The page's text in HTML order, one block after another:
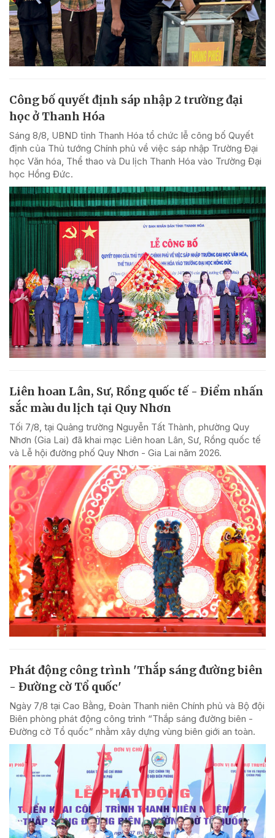
Công bố quyết định sáp nhập 2 trường đại
học ở Thanh Hóa
Sáng 8/8, UBND tỉnh Thanh Hóa tổ chức lễ công bố Quyết
định của Thủ tướng Chính phủ về việc sáp nhập Trường Đại
học Văn hóa, Thể thao và Du lịch Thanh Hóa vào Trường Đại
học Hồng Đức.
Liên hoan Lân, Sư, Rồng quốc tế - Điểm nhấn
sắc màu du lịch tại Quy Nhơn
Tối 7/8, tại Quảng trường Nguyễn Tất Thành, phường Quy
Nhơn (Gia Lai) đã khai mạc Liên hoan Lân, Sư, Rồng quốc tế
và Lễ hội đường phố Quy Nhơn - Gia Lai năm 2026.
Phát động công trình 'Thắp sáng đường biên
- Đường cờ Tổ quốc'
Ngày 7/8 tại Cao Bằng, Đoàn Thanh niên Chính phủ và Bộ đội
Biên phòng phát động công trình “Thắp sáng đường biên -
Đường cờ Tổ quốc” nhằm xây dựng vùng biên giới an toàn.